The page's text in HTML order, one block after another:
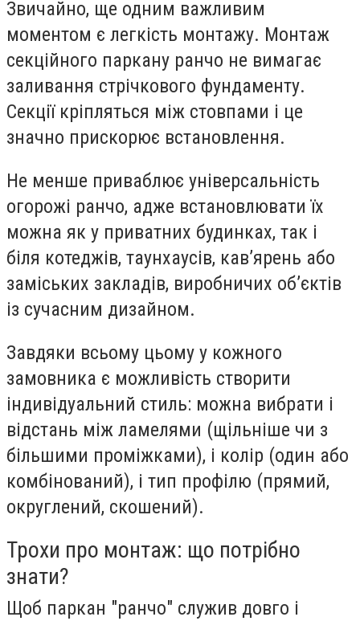
Звичайно, ще одним важливим
моментом є легкість монтажу. Монтаж
секційного паркану ранчо не вимагає
заливання стрічкового фундаменту.
Секції кріпляться між стовпами і це
значно прискорює встановлення.
Не менше приваблює універсальність
огорожі ранчо, адже встановлювати їх
можна як у приватних будинках, так і
біля котеджів, таунхаусів, кавʼярень або
заміських закладів, виробничих об’єктів
із сучасним дизайном.
Завдяки всьому цьому у кожного
замовника є можливість створити
індивідуальний стиль: можна вибрати і
відстань між ламелями (щільніше чи з
більшими проміжками), і колір (один або
комбінований), і тип профілю (прямий,
округлений, скошений).
Трохи про монтаж: що потрібно
знати?
Щоб паркан "ранчо" служив довго і